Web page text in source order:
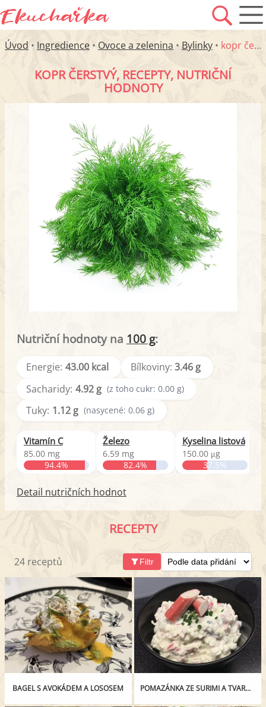
Úvod • Ingredience • Ovoce a zelenina • Bylinky • kopr čerstvý
KOPR ČERSTVÝ, RECEPTY, NUTRIČNÍ
HODNOTY
Nutriční hodnoty na 100 g:
Energie: 43.00 kcal Bílkoviny: 3.46 g
Sacharidy: 4.92 g (z toho cukr: 0.00 g)
Tuky: 1.12 g (nasycené: 0.06 g)
Vitamín C
85.00 mg
94.4%
Železo
6.59 mg
82.4%
Kyselina listová
150.00 μg
37.5%
Detail nutričních hodnot
RECEPTY
24 receptů Filtr
BAGEL S AVOKÁDEM A LOSOSEM POMAZÁNKA ZE SURIMI A TVAROHU